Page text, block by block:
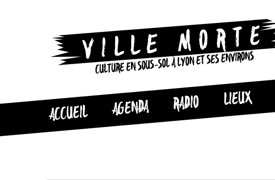
CULTURE EN SOUS-SOL À LYON ET SES ENVIRONS
ACCUEIL AGENDA RADIO LIEUX